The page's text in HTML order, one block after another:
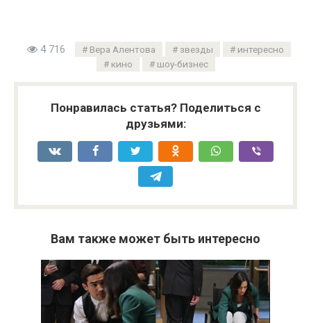
4 716 Вера Алентова звезды
интересно
кино
шоу-бизнес
Понравилась статья? Поделиться с
друзьями:
Вам также может быть интересно